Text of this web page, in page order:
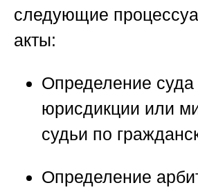
следующие
акты:
Определение
юрисдикции или
судьи по
Определение